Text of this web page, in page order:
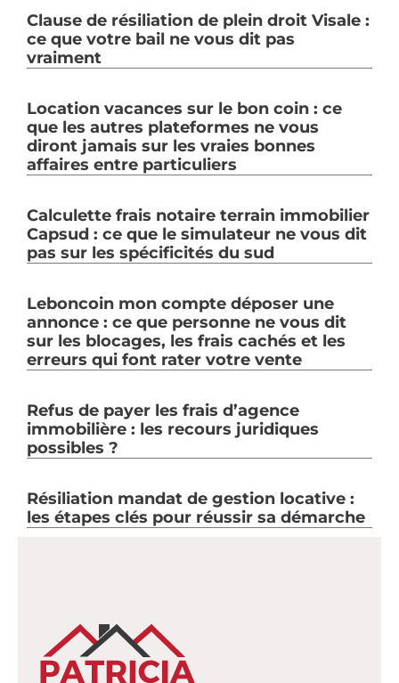
Clause de résiliation de plein droit Visale :
ce que votre bail ne vous dit pas
vraiment
Location vacances sur le bon coin : ce
que les autres plateformes ne vous
diront jamais sur les vraies bonnes
affaires entre particuliers
Calculette frais notaire terrain immobilier
Capsud : ce que le simulateur ne vous dit
pas sur les spécificités du sud
Leboncoin mon compte déposer une
annonce : ce que personne ne vous dit
sur les blocages, les frais cachés et les
erreurs qui font rater votre vente
Refus de payer les frais d’agence
immobilière : les recours juridiques
possibles ?
Résiliation mandat de gestion locative :
les étapes clés pour réussir sa démarche